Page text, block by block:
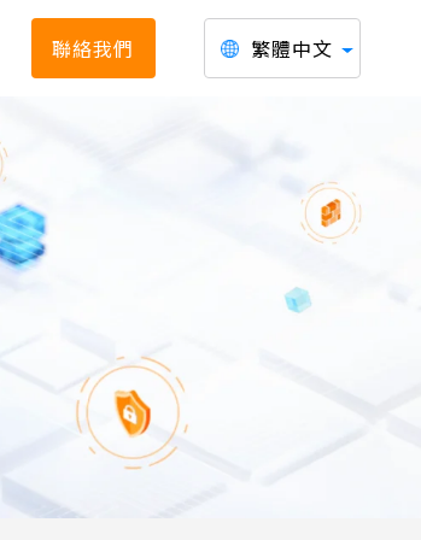
聯絡我們 繁體中文